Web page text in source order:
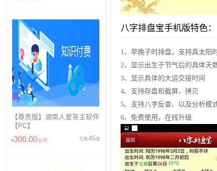
【尊贵版】湖南人爱答主软件
【PC】
¥300.00元/月 已售45套
八字排盘宝手机版特色：
1、早晚子时排盘，支持真太阳
2、显示出生于节气后的具体天
3、显示具体的大运交接时间
4、支持存盘和截屏、拷贝
5、支持八字反查、以及分析模
6、免费使用，在线升级